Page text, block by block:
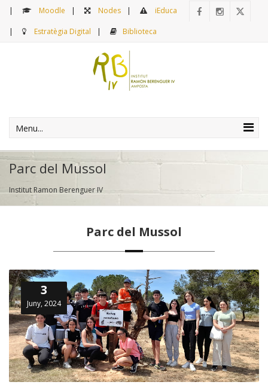
Moodle Nodes iEduca
Estratègia Digital Biblioteca
Menu...
Parc del Mussol
Institut Ramon Berenguer IV
Parc del Mussol
3
Juny, 2024